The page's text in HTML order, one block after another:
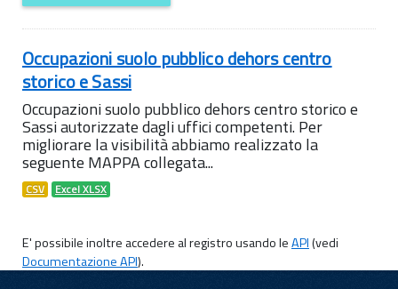
Occupazioni suolo pubblico dehors centro
storico e Sassi
Occupazioni suolo pubblico dehors centro storico e
Sassi autorizzate dagli uffici competenti. Per
migliorare la visibilità abbiamo realizzato la
seguente MAPPA collegata...
CSV Excel XLSX
E' possibile inoltre accedere al registro usando leAPI(vedi
Documentazione API).